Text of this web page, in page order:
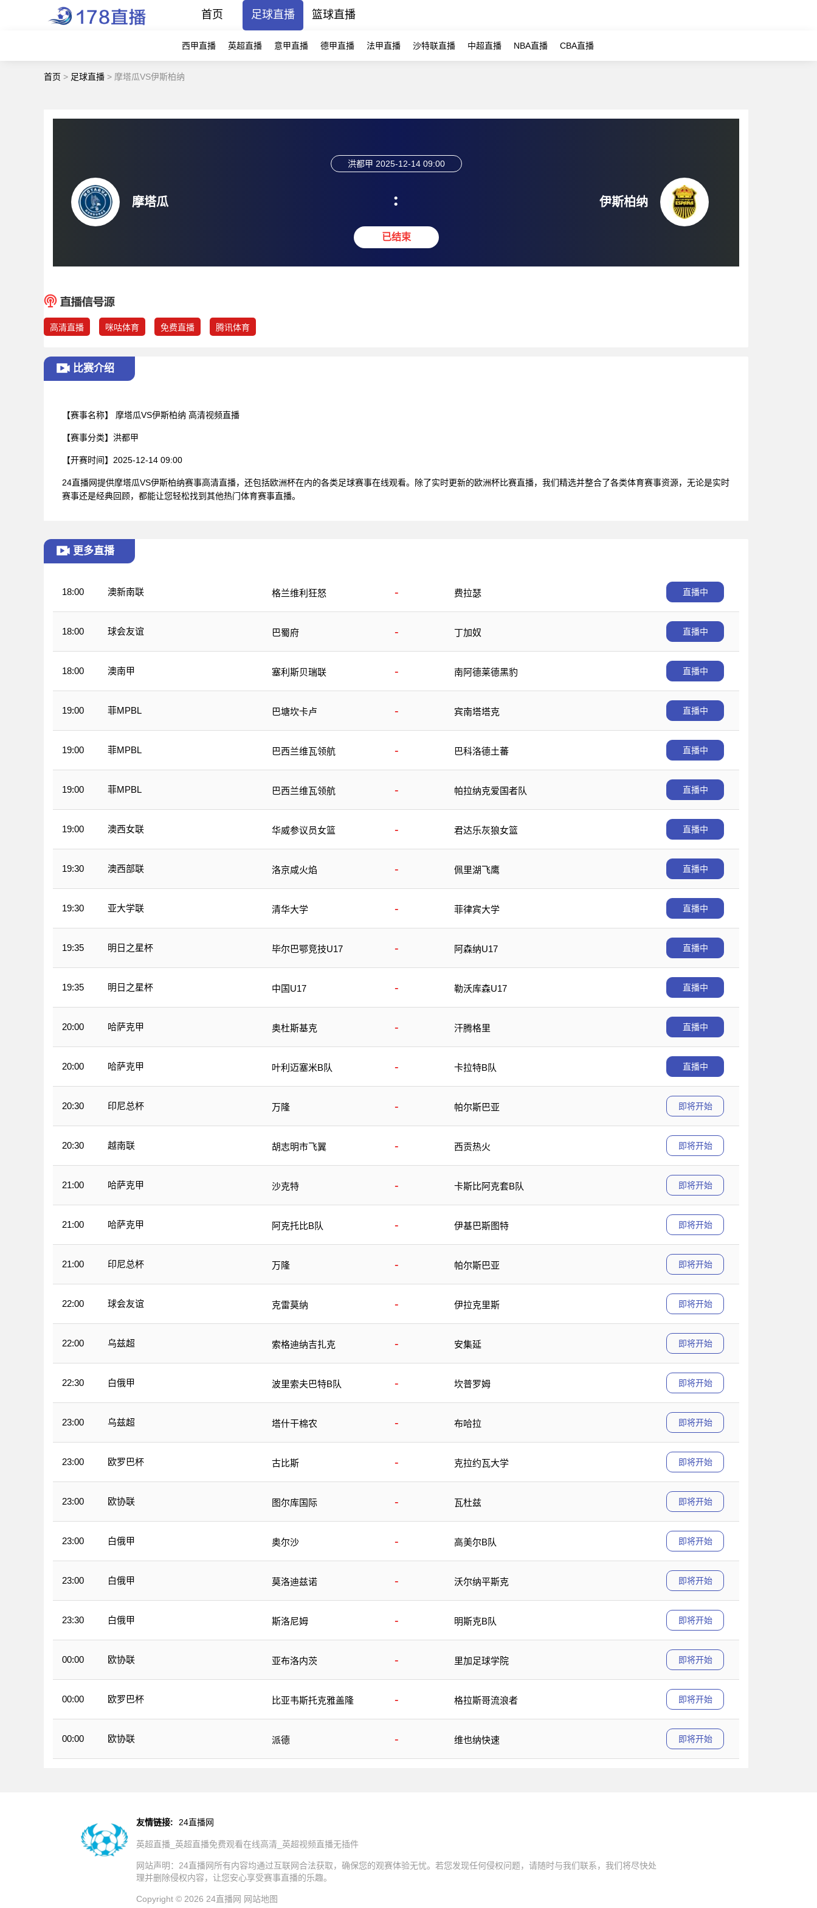
首页 足球直播 篮球直播
西甲直播 英超直播 意甲直播 德甲直播 法甲直播 沙特联直播 中超直播 NBA直播 CBA直播
首页 > 足球直播 > 摩塔瓜VS伊斯柏纳
摩塔瓜
洪都甲 2025-12-14 09:00
:
已结束
伊斯柏纳
高清直播 咪咕体育 免费直播 腾讯体育
比赛介绍
【赛事名称】 摩塔瓜VS伊斯柏纳 高清视频直播
【赛事分类】 洪都甲
【开赛时间】 2025-12-14 09:00
24直播网提供摩塔瓜VS伊斯柏纳赛事高清直播，还包括欧洲杯在内的各类足球赛事在线观看。除了实时更新的欧洲杯比赛直播，我们精选并整合了各类体育赛事资源，无论是实时
赛事还是经典回顾，都能让您轻松找到其他热门体育赛事直播。
更多直播
18:00 澳新南联 格兰维利狂怒 - 费拉瑟 直播中
18:00 球会友谊 巴蜀府 - 丁加奴 直播中
18:00 澳南甲 塞利斯贝瑞联 - 南阿德莱德黑豹 直播中
19:00 菲MPBL 巴塘坎卡卢 - 宾南塔塔克 直播中
19:00 菲MPBL 巴西兰维瓦领航 - 巴科洛德土蕃 直播中
19:00 菲MPBL 巴西兰维瓦领航 - 帕拉纳克爱国者队 直播中
19:00 澳西女联 华威参议员女篮 - 君达乐灰狼女篮 直播中
19:30 澳西部联 洛京咸火焰 - 佩里湖飞鹰 直播中
19:30 亚大学联 清华大学 - 菲律宾大学 直播中
19:35 明日之星杯 毕尔巴鄂竞技U17 - 阿森纳U17 直播中
19:35 明日之星杯 中国U17 - 勒沃库森U17 直播中
20:00 哈萨克甲 奥杜斯基克 - 汗腾格里 直播中
20:00 哈萨克甲 叶利迈塞米B队 - 卡拉特B队 直播中
20:30 印尼总杯 万隆 - 帕尔斯巴亚 即将开始
20:30 越南联 胡志明市飞翼 - 西贡热火 即将开始
21:00 哈萨克甲 沙克特 - 卡斯比阿克套B队 即将开始
21:00 哈萨克甲 阿克托比B队 - 伊基巴斯图特 即将开始
21:00 印尼总杯 万隆 - 帕尔斯巴亚 即将开始
22:00 球会友谊 克雷莫纳 - 伊拉克里斯 即将开始
22:00 乌兹超 索格迪纳吉扎克 - 安集延 即将开始
22:30 白俄甲 波里索夫巴特B队 - 坎普罗姆 即将开始
23:00 乌兹超 塔什干棉农 - 布哈拉 即将开始
23:00 欧罗巴杯 古比斯 - 克拉约瓦大学 即将开始
23:00 欧协联 图尔库国际 - 瓦杜兹 即将开始
23:00 白俄甲 奥尔沙 - 高美尔B队 即将开始
23:00 白俄甲 莫洛迪兹诺 - 沃尔纳平斯克 即将开始
23:30 白俄甲 斯洛尼姆 - 明斯克B队 即将开始
00:00 欧协联 亚布洛内茨 - 里加足球学院 即将开始
00:00 欧罗巴杯 比亚韦斯托克雅盖隆 - 格拉斯哥流浪者 即将开始
00:00 欧协联 派德 - 维也纳快速 即将开始
友情链接: 24直播网
英超直播_英超直播免费观看在线高清_英超视频直播无插件
网站声明：24直播网所有内容均通过互联网合法获取，确保您的观赛体验无忧。若您发现任何侵权问题，请随时与我们联系，我们将尽快处
理并删除侵权内容，让您安心享受赛事直播的乐趣。
Copyright © 2026 24直播网 网站地图